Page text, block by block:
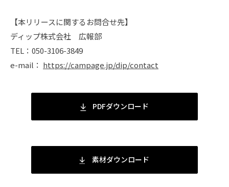
【本リリースに関するお問合せ先】
ディップ株式会社 広報部
TEL：050-3106-3849
e-mail： https://campage.jp/dip/contact
PDFダウンロード
素材ダウンロード